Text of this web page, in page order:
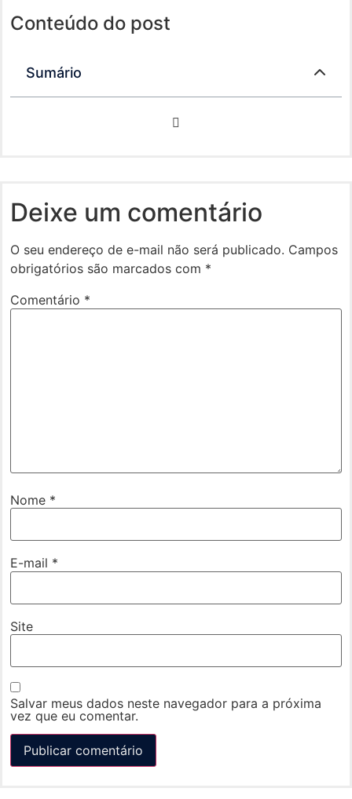
Conteúdo do post
Sumário
Deixe um comentário
O seu endereço de e-mail não será publicado. Campos
obrigatórios são marcados com *
Comentário *
Nome *
E-mail *
Site
Salvar meus dados neste navegador para a próxima
vez que eu comentar.